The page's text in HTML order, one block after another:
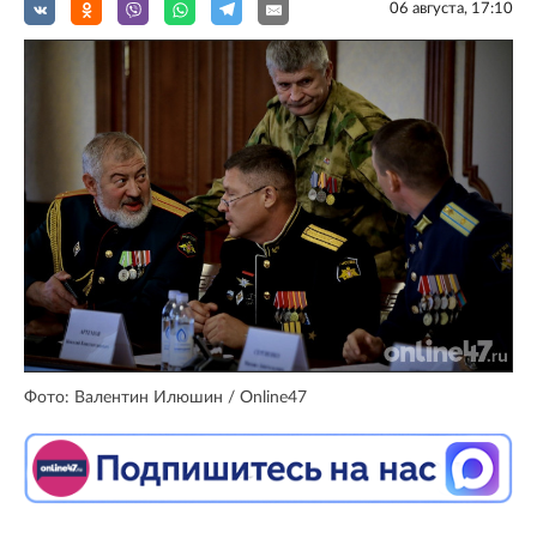
06 августа, 17:10
Фото: Валентин Илюшин / Online47